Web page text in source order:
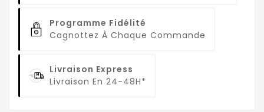
Programme Fidélité
Cagnottez À Chaque Commande
Livraison Express
Livraison En 24-48H*